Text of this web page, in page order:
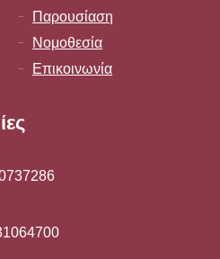
Παρουσίαση
Νομοθεσία
Επικοινωνία